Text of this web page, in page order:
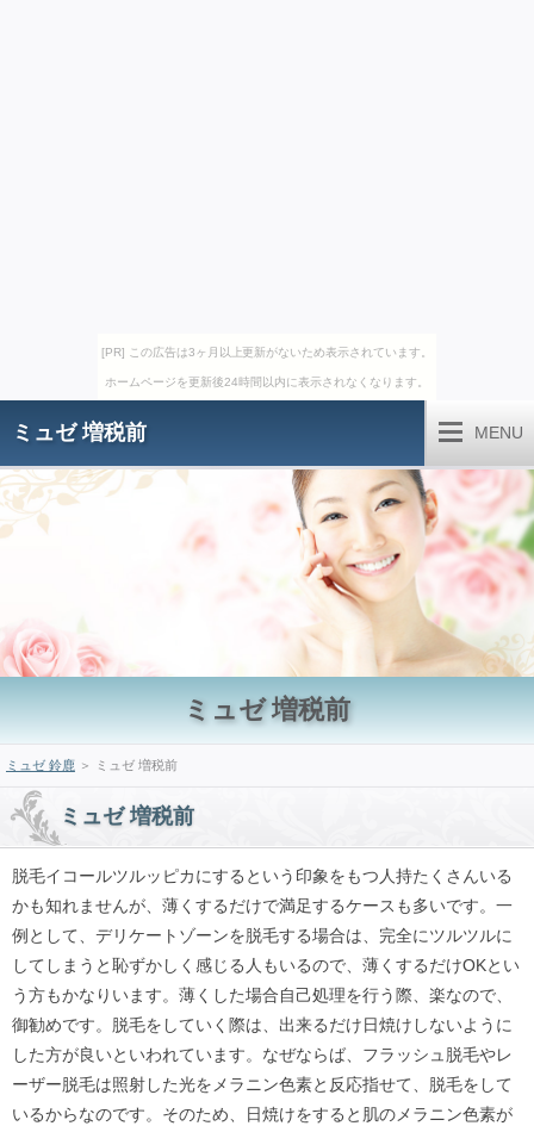
[PR] この広告は3ヶ月以上更新がないため表示されています。
ホームページを更新後24時間以内に表示されなくなります。
ミュゼ 増税前 MENU
ミュゼ 増税前
ミュゼ 鈴鹿＞ ミュゼ 増税前
ミュゼ 増税前
脱毛イコールツルッピカにするという印象をもつ人持たくさんいる
かも知れませんが、薄くするだけで満足するケースも多いです。一
例として、デリケートゾーンを脱毛する場合は、完全にツルツルに
してしまうと恥ずかしく感じる人もいるので、薄くするだけOKとい
う方もかなりいます。薄くした場合自己処理を行う際、楽なので、
御勧めです。脱毛をしていく際は、出来るだけ日焼けしないように
した方が良いといわれています。なぜならば、フラッシュ脱毛やレ
ーザー脱毛は照射した光をメラニン色素と反応指せて、脱毛をして
いるからなのです。そのため、日焼けをすると肌のメラニン色素が